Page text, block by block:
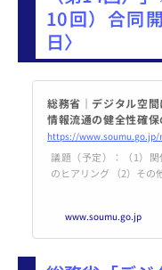
10回）合同
日〉
総務省｜デジタル空間
情報流通の健全性確保
に関する検討会｜デジ
における情報流通の健
の在り方に関する検討
回）開催案内 ※ワ...
議題（予定）：（1）関
のヒアリング （2）その
www.soumu.go.jp